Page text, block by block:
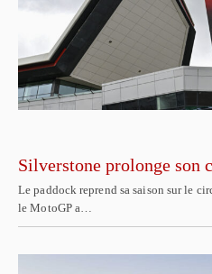
Silverstone prolonge son
Le paddock reprend sa saison sur le
le MotoGP a…